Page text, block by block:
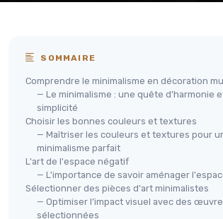
SOMMAIRE
Comprendre le minimalisme en décoration
— Le minimalisme : une quête d'harmonie
simplicité
Choisir les bonnes couleurs et textures
— Maîtriser les couleurs et textures pour
minimalisme parfait
L'art de l'espace négatif
— L'importance de savoir aménager
Sélectionner des pièces d'art minimalistes
— Optimiser l’impact visuel avec des
sélectionnées